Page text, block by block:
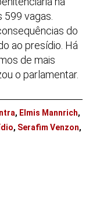
599 vagas.
do
ao presídio. Há
de mais
o parlamentar.
, Elmis Mannrich,
, Serafim Venzon,